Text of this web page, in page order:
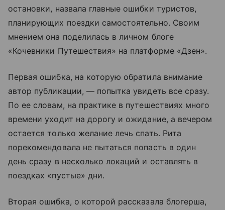
остановки, назвала главные ошибки туристов,
планирующих поездки самостоятельно. Своим
мнением она поделилась в личном блоге
«Кочевники Путешествия» на платформе «Дзен».
Первая ошибка, на которую обратила внимание
автор публикации, — попытка увидеть все сразу.
По ее словам, на практике в путешествиях много
времени уходит на дорогу и ожидание, а вечером
остается только желание лечь спать. Рита
порекомендовала не пытаться попасть в один
день сразу в несколько локаций и оставлять в
поездках «пустые» дни.
Вторая ошибка, о которой рассказала блогерша,